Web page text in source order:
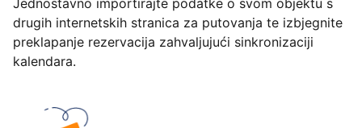
Jednostavno importirajte podatke o svom objektu s
drugih internetskih stranica za putovanja te izbjegnite
preklapanje rezervacija zahvaljujući sinkronizaciji
kalendara.